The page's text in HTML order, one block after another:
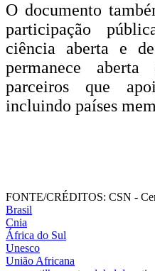
O documento
participação
ciência aberta e
permanece
parceiros que
incluindo países
FONTE/CRÉDITOS: CSN -
Brasil
Cnia
África do Sul
Unesco
União Africana